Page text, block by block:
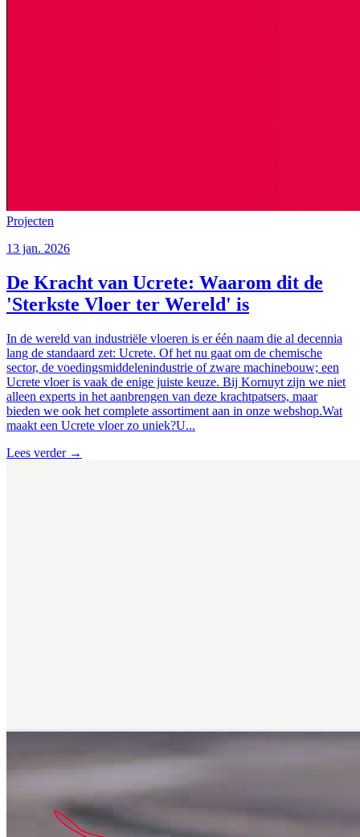
Projecten
13 jan. 2026
De Kracht van Ucrete: Waarom dit de
'Sterkste Vloer ter Wereld' is
In de wereld van industriële vloeren is er één naam die al decennia
lang de standaard zet: Ucrete. Of het nu gaat om de chemische
sector, de voedingsmiddelenindustrie of zware machinebouw; een
Ucrete vloer is vaak de enige juiste keuze. Bij Kornuyt zijn we niet
alleen experts in het aanbrengen van deze krachtpatsers, maar
bieden we ook het complete assortiment aan in onze webshop.Wat
maakt een Ucrete vloer zo uniek?U...
Lees verder →